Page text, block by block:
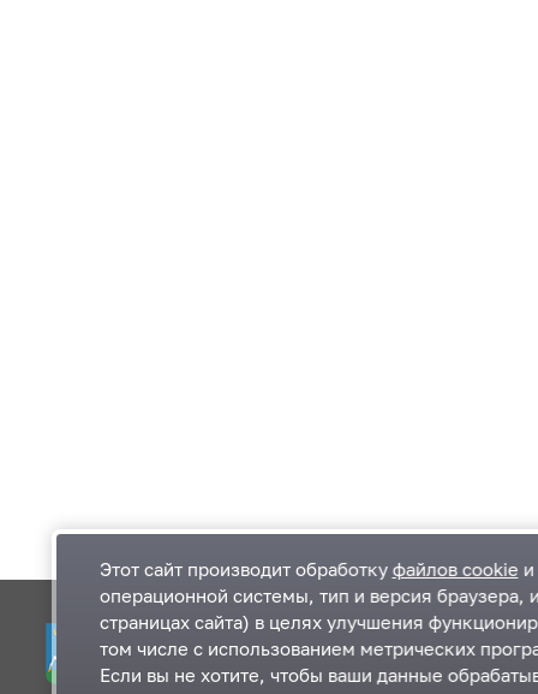
Одинцовский городской округ Московской
области
Этот сайт производит обработку файлов cookie
операционной системы, тип и версия браузера,
страницах сайта) в целях улучшения
том числе с использованием метрических
Если вы не хотите, чтобы ваши данные